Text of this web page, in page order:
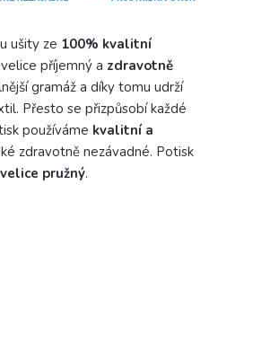
ušity ze 100% kvalitní
příjemný a zdravotně
gramáž a díky tomu udrží
Přesto se přizpůsobí každé
používáme kvalitní a
zdravotně nezávadné. Potisk
pružný.